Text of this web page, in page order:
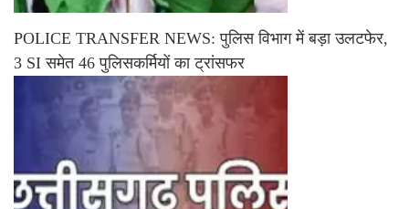
POLICE TRANSFER NEWS: पुलिस विभाग में बड़ा उलटफेर,
3 SI समेत 46 पुलिसकर्मियों का ट्रांसफर